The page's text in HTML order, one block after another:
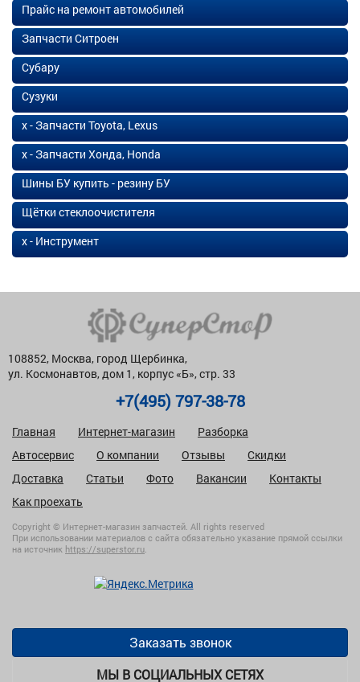
Прайс на ремонт автомобилей
Запчасти Ситроен
Субару
Сузуки
х - Запчасти Toyota, Lexus
х - Запчасти Хонда, Honda
Шины БУ купить - резину БУ
Щётки стеклоочистителя
х - Инструмент
108852, Москва, город Щербинка,
ул. Космонавтов, дом 1, корпус «Б», стр. 33
+7(495) 797-38-78
Главная Интернет-магазин
Разборка
Автосервис
О компании Отзывы
Скидки
Доставка
Статьи Фото Вакансии
Контакты
Как проехать
Copyright © Интернет-магазин запчастей. All rights reserved
При использовании материалов с сайта обязательно указание прямой ссылки
на источник https://superstor.ru.
Заказать звонок
МЫ В СОЦИАЛЬНЫХ СЕТЯХ